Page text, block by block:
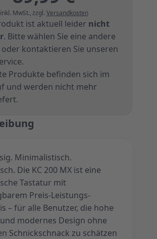
inkl. MwSt.,zzgl. Versandkosten
ist aktuell leider nicht
. Bitte wählen Sie eine andere
kontaktieren Sie unseren
.
Produkte befinden sich im
und werden nicht mehr
Minimalistisch.
Die KC 200 MX ist eine
Tastatur mit
Preis-Leistungs-
– für alle Benutzer, die hohe
modernes Design ohne
Schnickschnack zu schätzen